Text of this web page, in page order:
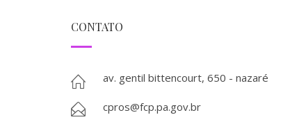
CONTATO
av. gentil bittencourt, 650 - nazaré
cpros@fcp.pa.gov.br